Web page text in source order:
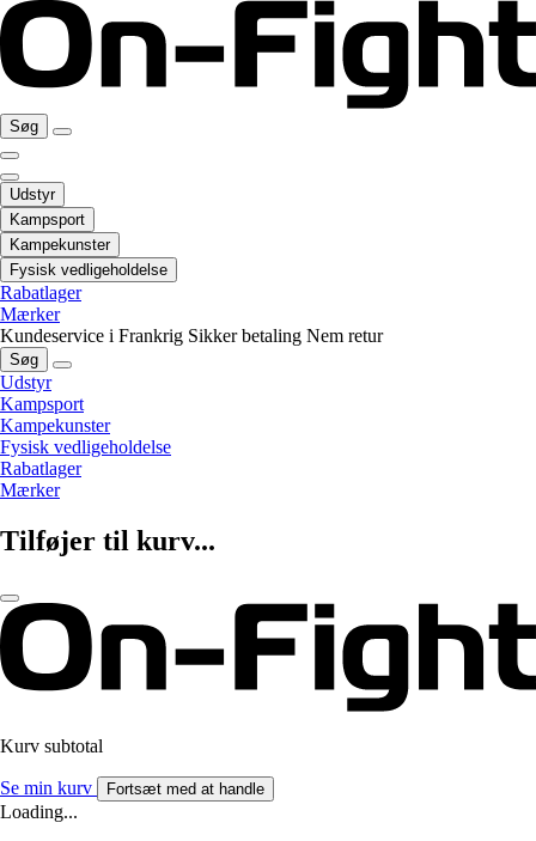
Søg
Udstyr
Kampsport
Kampekunster
Fysisk vedligeholdelse
Rabatlager
Mærker
Kundeservice i Frankrig Sikker betaling Nem retur
Søg
Udstyr
Kampsport
Kampekunster
Fysisk vedligeholdelse
Rabatlager
Mærker
Tilføjer til kurv...
Kurv subtotal
Se min kurv Fortsæt med at handle
Loading...